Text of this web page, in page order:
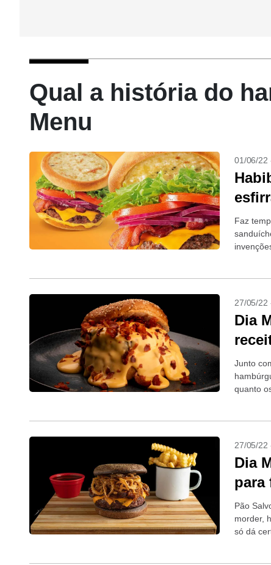
Qual a história do
Menu
01/06/22
Faz
27/05/22
Dia
Junto
quanto
27/05/22
Dia
para
Pão
morder,
só dá